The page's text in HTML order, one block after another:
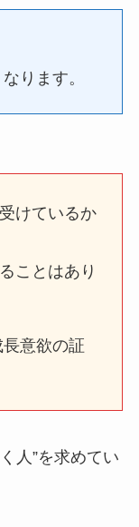
ります。
けているか
ことはあり
意欲の証
人”を求めてい